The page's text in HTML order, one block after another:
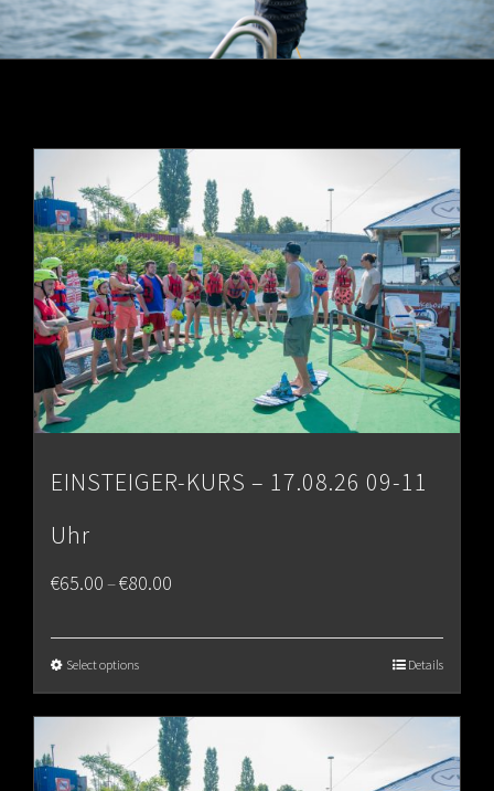
EINSTEIGER-KURS – 17.08.26 09-11
Uhr
€65.00–€80.00
€80.00
Select options Details